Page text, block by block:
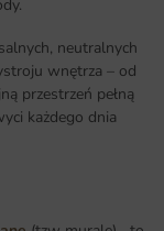
neutralnych
wnętrza – od
przestrzeń pełną
każdego dnia